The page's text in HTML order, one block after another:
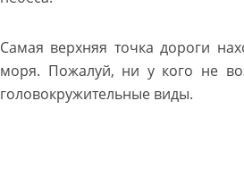
Самая верхняя точка дороги
моря. Пожалуй, ни у кого не
головокружительные виды.